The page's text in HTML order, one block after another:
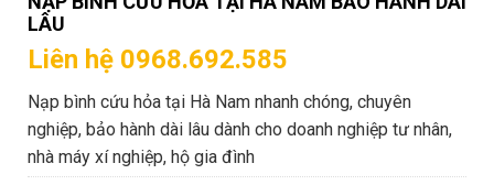
LÂU
Liên hệ 0968.692.585
Nạp bình cứu hỏa tại Hà Nam nhanh chóng, chuyên
nghiệp, bảo hành dài lâu dành cho doanh nghiệp tư nhân,
nhà máy xí nghiệp, hộ gia đình